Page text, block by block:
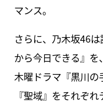
マンス。
さらに、乃木坂46
から今日できる』
木曜ドラマ『黒川
『聖域』をそれぞれ